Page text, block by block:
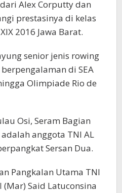
Alex Corputty dan
prestasinya di kelas
2016 Jawa Barat.
senior jenis rowing
di SEA
Olimpiade Rio de
Osi, Seram Bagian
anggota TNI AL
Sersan Dua.
Pangkalan Utama TNI
Said Latuconsina